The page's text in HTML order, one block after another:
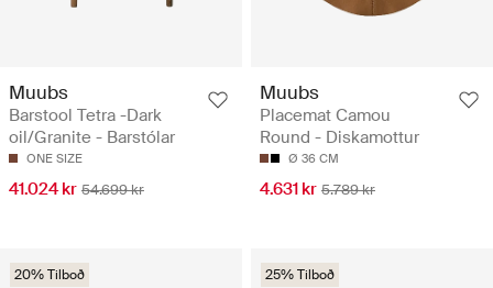
Muubs
Barstool Tetra -Dark
oil/Granite - Barstólar
ONE SIZE
41.024 kr 54.699 kr
Muubs
Placemat Camou
Round - Diskamottur
Ø 36 CM
4.631 kr 5.789 kr
20% Tilboð 25% Tilboð